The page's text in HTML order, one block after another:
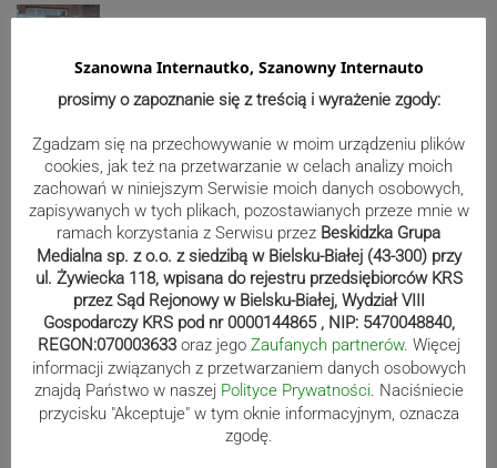
ZDJĘCIA
Bracia Szejowie ruszają po kolejne
punkty. Liderzy mistrzostw
wystartują w Rajdzie Rzeszowskim
80-lecie Soły Kobiernice. Będzie się
działo! SZCZEGÓŁOWY PROGRAM
Kaniów stolicą europejskiego kajak
Szanowna Internautko, Szanowny Internauto
prosimy o zapoznanie się z treścią i wyrażenie zgody:
Zgadzam się na przechowywanie w moim urządzeniu plików
cookies, jak też na przetwarzanie w celach analizy moich
zachowań w niniejszym Serwisie moich danych osobowych,
zapisywanych w tych plikach, pozostawianych przeze mnie w
ramach korzystania z Serwisu przez Beskidzka Grupa
Medialna sp. z o.o. z siedzibą w Bielsku-Białej (43-300) przy
ul. Żywiecka 118, wpisana do rejestru przedsiębiorców KRS
przez Sąd Rejonowy w Bielsku-Białej, Wydział VIII
Gospodarczy KRS pod nr 0000144865 , NIP: 5470048840,
REGON:070003633 oraz jego Zaufanych partnerów. Więcej
informacji związanych z przetwarzaniem danych osobowych
znajdą Państwo w naszej Polityce Prywatności. Naciśniecie
przycisku "Akceptuje" w tym oknie informacyjnym, oznacza
zgodę.